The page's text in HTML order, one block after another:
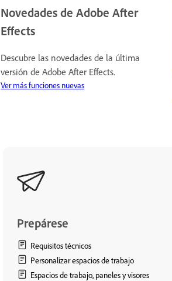
Novedades de Adobe After
Effects
Descubre las novedades de la última
versión de Adobe After Effects.
Ver más funciones nuevas
Prepárese
Requisitos técnicos
Personalizar espacios de trabajo
Espacios de trabajo, paneles y visores